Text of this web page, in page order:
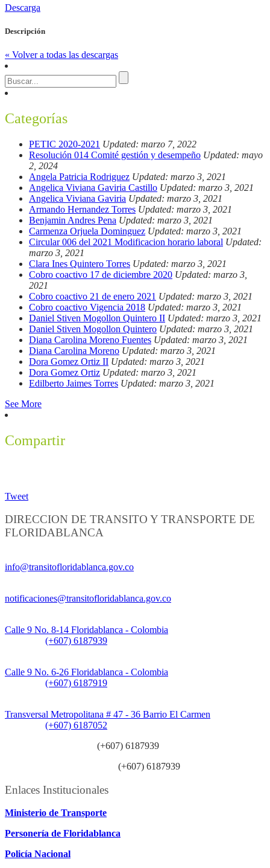
Descarga
Descripción
« Volver a todas las descargas
Categorías
PETIC 2020-2021 Updated: marzo 7, 2022
Resolución 014 Comité gestión y desempeño Updated: mayo
2, 2024
Angela Patricia Rodriguez Updated: marzo 3, 2021
Angelica Viviana Gaviria Castillo Updated: marzo 3, 2021
Angelica Viviana Gaviria Updated: marzo 3, 2021
Armando Hernandez Torres Updated: marzo 3, 2021
Benjamin Andres Pena Updated: marzo 3, 2021
Carmenza Orjuela Dominguez Updated: marzo 3, 2021
Circular 006 del 2021 Modificacion horario laboral Updated:
marzo 3, 2021
Clara Ines Quintero Torres Updated: marzo 3, 2021
Cobro coactivo 17 de diciembre 2020 Updated: marzo 3,
2021
Cobro coactivo 21 de enero 2021 Updated: marzo 3, 2021
Cobro coactivo Vigencia 2018 Updated: marzo 3, 2021
Daniel Stiven Mogollon Quintero II Updated: marzo 3, 2021
Daniel Stiven Mogollon Quintero Updated: marzo 3, 2021
Diana Carolina Moreno Fuentes Updated: marzo 3, 2021
Diana Carolina Moreno Updated: marzo 3, 2021
Dora Gomez Ortiz II Updated: marzo 3, 2021
Dora Gomez Ortiz Updated: marzo 3, 2021
Edilberto Jaimes Torres Updated: marzo 3, 2021
See More
Compartir
Tweet
DIRECCION DE TRANSITO Y TRANSPORTE DE
FLORIDABLANCA
info@transitofloridablanca.gov.co
notificaciones@transitofloridablanca.gov.co
Calle 9 No. 8-14 Floridablanca - Colombia
(+607) 6187939
Calle 9 No. 6-26 Floridablanca - Colombia
(+607) 6187919
Transversal Metropolitana # 47 - 36 Barrio El Carmen
(+607) 6187052
(+607) 6187939
(+607) 6187939
Enlaces Institucionales
Ministerio de Transporte
Personería de Floridablanca
Policía Nacional